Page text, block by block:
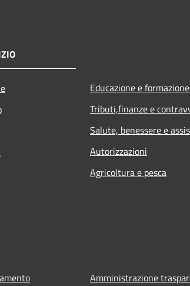
Educazione e formazione
Tributi,finanze e
Salute, benessere e
Autorizzazioni
Agricoltura e pesca
Amministrazione